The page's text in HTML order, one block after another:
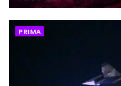
PRIMA